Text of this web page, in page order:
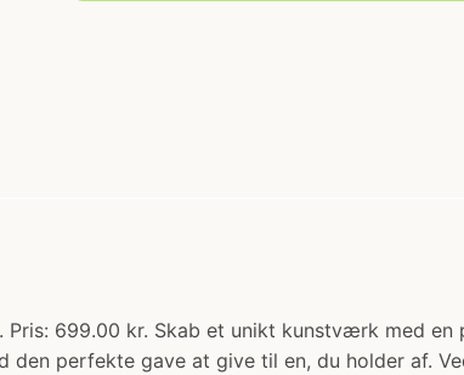
699.00 kr. Skab et unikt kunstværk med
perfekte gave at give til en, du holder af.